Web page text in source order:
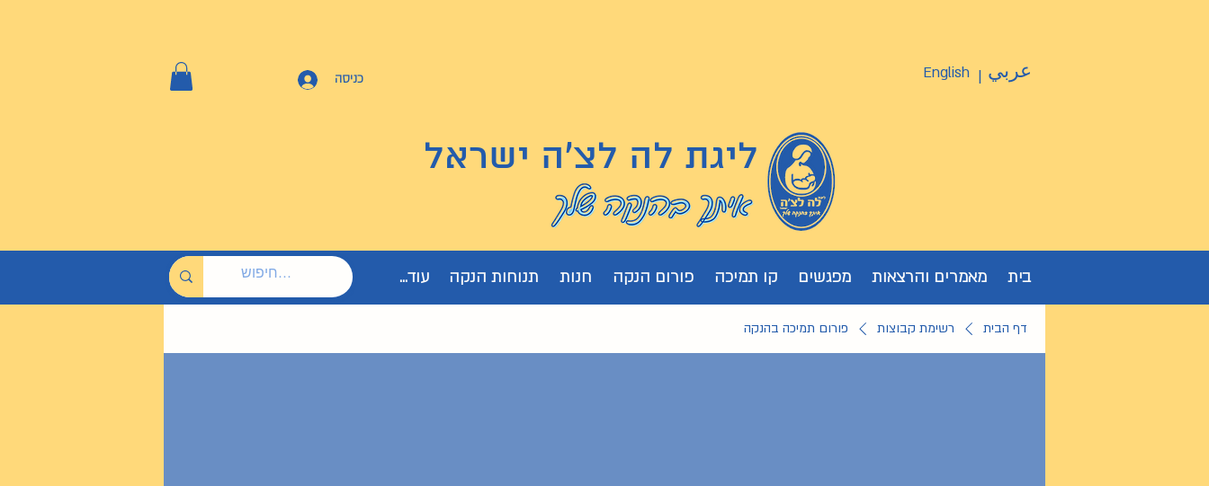
כניסה English عربي |
ליגת לה לצ'ה ישראל
בית מאמרים והרצאות מפגשים קו תמיכה פורום הנקה חנות תנוחות הנקה עוד...
דף הבית רשימת קבוצות פורום תמיכה בהנקה